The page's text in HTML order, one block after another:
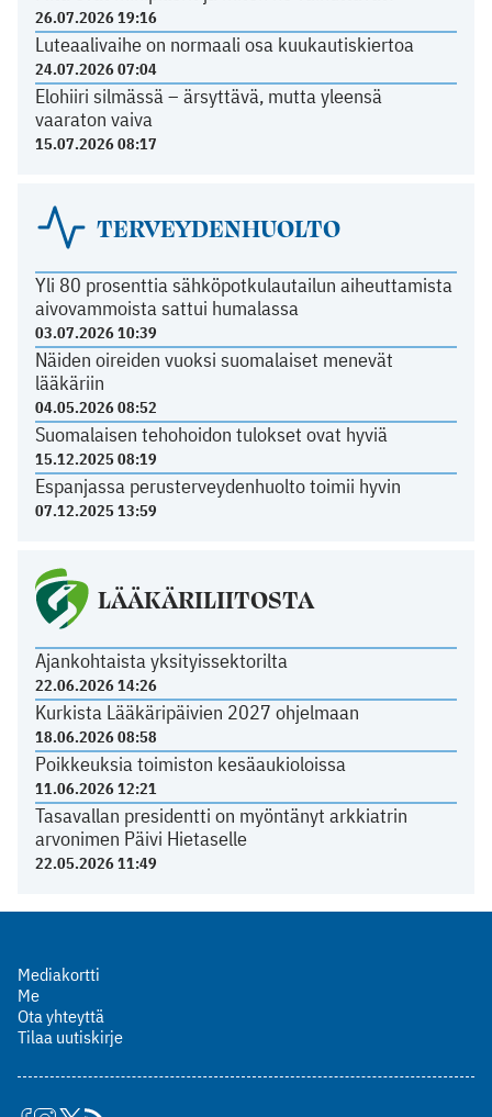
26.07.2026 19:16
Luteaalivaihe on normaali osa kuukautiskiertoa
24.07.2026 07:04
Elohiiri silmässä – ärsyttävä, mutta yleensä
vaaraton vaiva
15.07.2026 08:17
TERVEYDENHUOLTO
Yli 80 prosenttia sähköpotkulautailun aiheuttamista
aivovammoista sattui humalassa
03.07.2026 10:39
Näiden oireiden vuoksi suomalaiset menevät
lääkäriin
04.05.2026 08:52
Suomalaisen tehohoidon tulokset ovat hyviä
15.12.2025 08:19
Espanjassa perusterveydenhuolto toimii hyvin
07.12.2025 13:59
LÄÄKÄRILIITOSTA
Ajankohtaista yksityissektorilta
22.06.2026 14:26
Kurkista Lääkäripäivien 2027 ohjelmaan
18.06.2026 08:58
Poikkeuksia toimiston kesäaukioloissa
11.06.2026 12:21
Tasavallan presidentti on myöntänyt arkkiatrin
arvonimen Päivi Hietaselle
22.05.2026 11:49
Mediakortti
Me
Ota yhteyttä
Tilaa uutiskirje